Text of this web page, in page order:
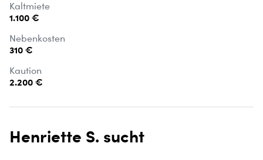
Kaltmiete
1.100 €
Nebenkosten
310 €
Kaution
2.200 €
Henriette S. sucht